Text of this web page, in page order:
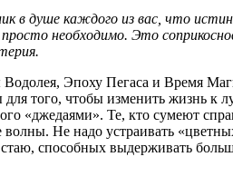
в душе каждого из вас, что
необходимо. Это
Эпоху Пегаса и Время
того, чтобы изменить жизнь к
«джедаями». Те, кто сумеют
Не надо устраивать
способных выдерживать